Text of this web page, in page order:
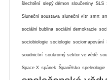
šlechtění slepý démon sloučeniny SLS
Sluneční soustava sluneční vítr smrt
sociální bublina sociální demokracie
sociobiologie sociologie sociomapování
soudnictví soukromý sektor ve vědě
Space X spánek Španělsko speleologie